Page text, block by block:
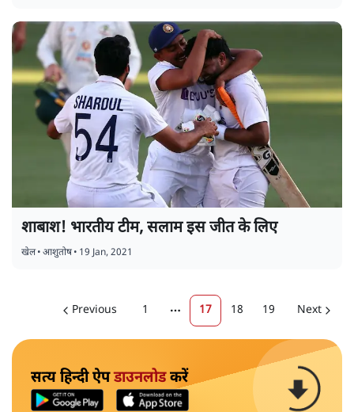
शाबाश! भारतीय टीम, सलाम इस जीत के लिए
खेल•आशुतोष• 19 Jan, 2021
Previous 1 More pages
17 18 19 Next
सत्य हिन्दी ऐपडाउनलोडकरें